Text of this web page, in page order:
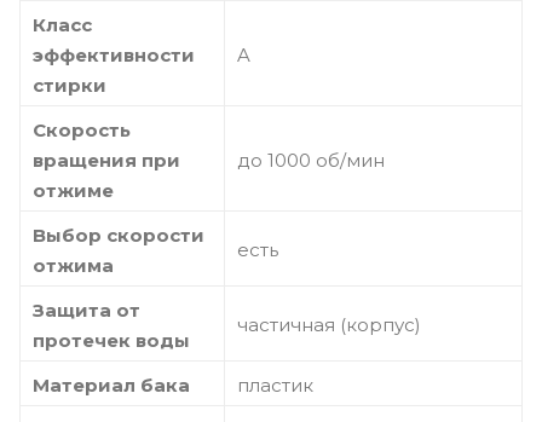
Класс
эффективности
стирки
A
Скорость
вращения при
отжиме
до 1000 об/мин
Выбор скорости
отжима
есть
Защита от
протечек воды
частичная (корпус)
Материал бака
пластик